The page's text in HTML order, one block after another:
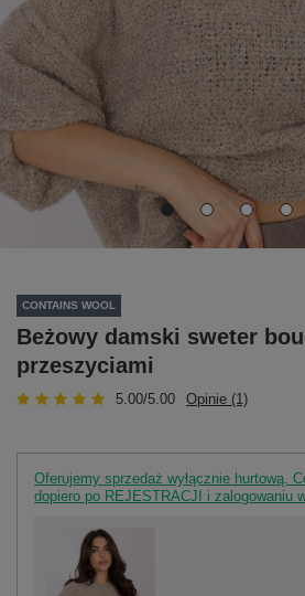
CONTAINS WOOL
Beżowy damski sweter
przeszyciami
5.00/5.00 Opinie (1)
Oferujemy sprzedaż wyłącznie hurtową.
dopiero po REJESTRACJI i zalogowaniu